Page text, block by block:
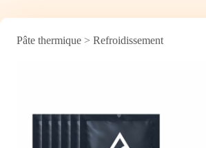
Pâte thermique > Refroidissement